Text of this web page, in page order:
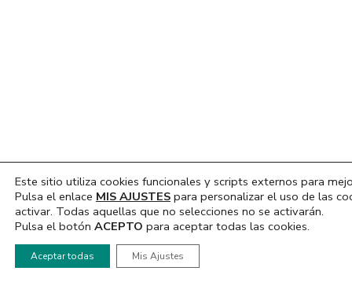
Este sitio utiliza cookies funcionales y scripts externos para
Pulsa el enlace MIS AJUSTES para personalizar el uso de las
activar. Todas aquellas que no selecciones no se activarán.
Pulsa el botón ACEPTO para aceptar todas las cookies.
Aceptar todas Mis Ajustes
Hola, ¿En que podemos ayudarte?